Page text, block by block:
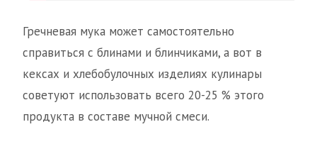
Гречневая мука может самостоятельно
справиться с блинами и блинчиками, а вот в
кексах и хлебобулочных изделиях кулинары
советуют использовать всего 20-25 % этого
продукта в составе мучной смеси.